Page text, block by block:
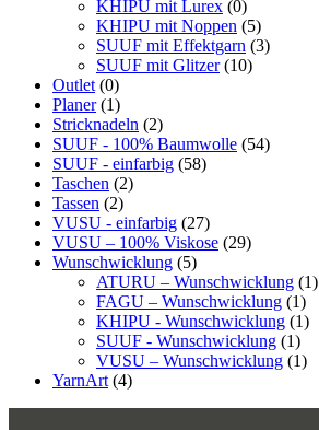
KHIPU mit Lurex (0)
KHIPU mit Noppen (5)
SUUF mit Effektgarn (3)
SUUF mit Glitzer (10)
Outlet (0)
Planer (1)
Stricknadeln (2)
SUUF - 100% Baumwolle (54)
SUUF - einfarbig (58)
Taschen (2)
Tassen (2)
VUSU - einfarbig (27)
VUSU – 100% Viskose (29)
Wunschwicklung (5)
ATURU – Wunschwicklung (1)
FAGU – Wunschwicklung (1)
KHIPU - Wunschwicklung (1)
SUUF - Wunschwicklung (1)
VUSU – Wunschwicklung (1)
YarnArt (4)